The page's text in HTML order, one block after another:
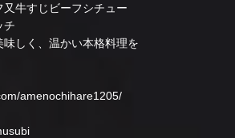
牛すじビーフシチュー
チ
しく、温かい本格料理を
amenochihare1205/